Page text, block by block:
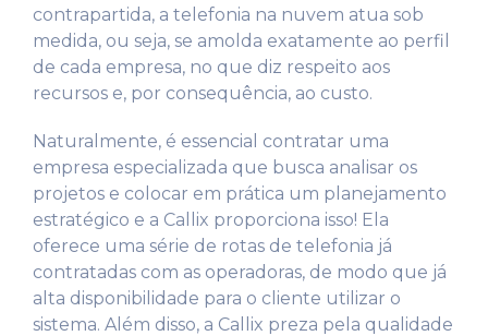
contrapartida, a telefonia na nuvem atua sob
medida, ou seja, se amolda exatamente ao perfil
de cada empresa, no que diz respeito aos
recursos e, por consequência, ao custo.
Naturalmente, é essencial contratar uma
empresa especializada que busca analisar os
projetos e colocar em prática um planejamento
estratégico e a Callix proporciona isso! Ela
oferece uma série de rotas de telefonia já
contratadas com as operadoras, de modo que já
alta disponibilidade para o cliente utilizar o
sistema. Além disso, a Callix preza pela qualidade